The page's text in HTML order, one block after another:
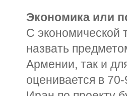
Экономика или
С экономической
назвать
Армении, так и
оценивается в